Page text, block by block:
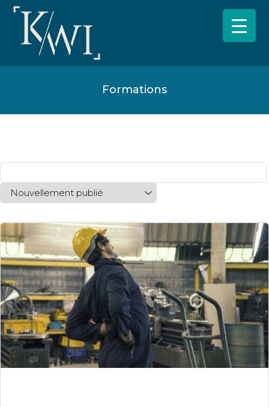
Formations